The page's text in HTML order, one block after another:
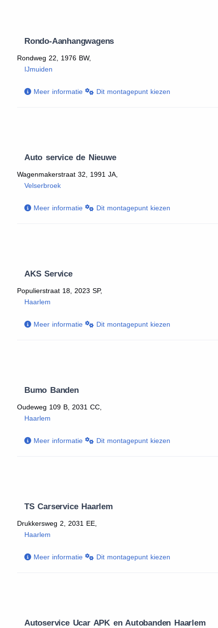
Rondo-Aanhangwagens
Rondweg 22, 1976 BW,
IJmuiden
Meer informatie Dit montagepunt kiezen
Auto service de Nieuwe
Wagenmakerstraat 32, 1991 JA,
Velserbroek
Meer informatie Dit montagepunt kiezen
AKS Service
Populierstraat 18, 2023 SP,
Haarlem
Meer informatie Dit montagepunt kiezen
Bumo Banden
Oudeweg 109 B, 2031 CC,
Haarlem
Meer informatie Dit montagepunt kiezen
TS Carservice Haarlem
Drukkersweg 2, 2031 EE,
Haarlem
Meer informatie Dit montagepunt kiezen
Autoservice Ucar APK en Autobanden Haarlem